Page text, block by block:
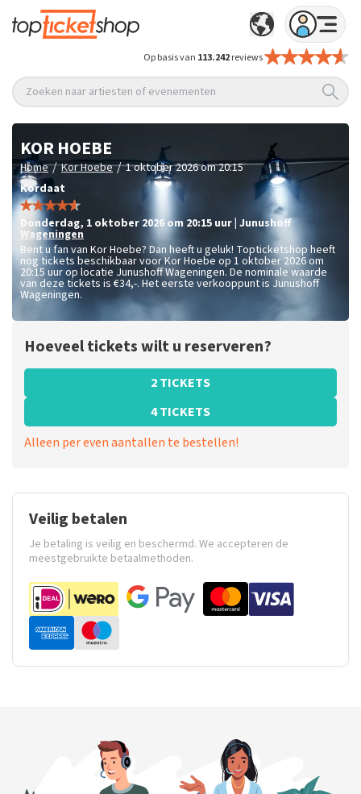
Op basis van 113.242reviews
Zoeken naar artiesten of evenementen
KOR HOEBE
Home / Kor Hoebe / 1 oktober 2026 om 20:15
Kordaat
donderdag, 1 oktober 2026 om 20:15 uur Junushoff
Wageningen
Bent u fan van Kor Hoebe? Dan heeft u geluk! Topticketshop heeft
nog tickets beschikbaar voor Kor Hoebe op 1 oktober 2026 om
20:15 uur op locatie Junushoff Wageningen. De nominale waarde
van deze tickets is €34,-. Het eerste verkooppunt is Junushoff
Wageningen.
Hoeveel tickets wilt u reserveren?
2 TICKETS
4 TICKETS
Alleen per even aantallen te bestellen!
Veilig betalen
Je betaling is veilig en beschermd. We accepteren de
meestgebruikte betaalmethoden.